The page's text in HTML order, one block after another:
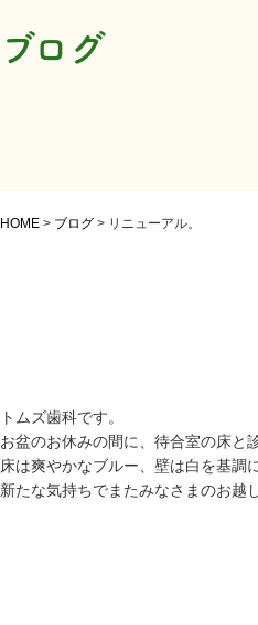
ブログ
HOME > ブログ > リニューアル。
トムズ歯科です。
お盆のお休みの間に、待合室の床と
床は爽やかなブルー、壁は白を基調
新たな気持ちでまたみなさまのお越